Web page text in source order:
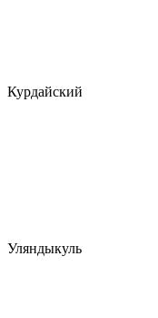
Курдайский
Уляндыкуль